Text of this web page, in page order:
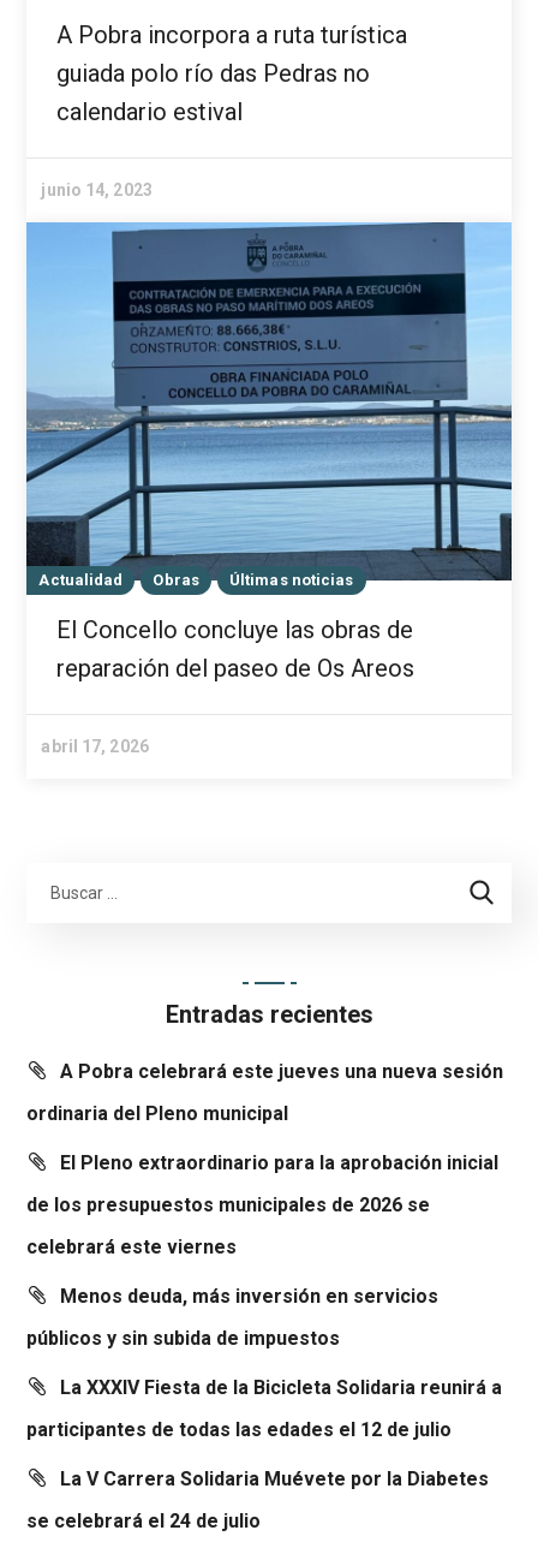
A Pobra incorpora a ruta turística
guiada polo río das Pedras no
calendario estival
junio 14, 2023
Actualidad Obras Últimas noticias
El Concello concluye las obras de
reparación del paseo de Os Areos
abril 17, 2026
Entradas recientes
A Pobra celebrará este jueves una nueva sesión
ordinaria del Pleno municipal
El Pleno extraordinario para la aprobación inicial
de los presupuestos municipales de 2026 se
celebrará este viernes
Menos deuda, más inversión en servicios
públicos y sin subida de impuestos
La XXXIV Fiesta de la Bicicleta Solidaria reunirá a
participantes de todas las edades el 12 de julio
La V Carrera Solidaria Muévete por la Diabetes
se celebrará el 24 de julio